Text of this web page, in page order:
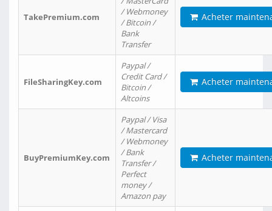
TakePremium.com
/ Webmoney
/ Bitcoin /
Bank
Transfer
Acheter
FileSharingKey.com
Paypal /
Credit Card /
Bitcoin /
Altcoins
Acheter
BuyPremiumKey.com
Paypal / Visa
/ Mastercard
/ Webmoney
/ Bank
Transfer /
Perfect
money /
Amazon pay
Acheter